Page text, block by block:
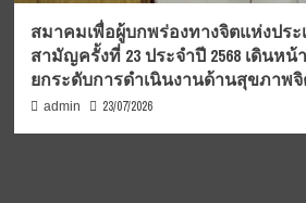
สมาคมเพื่อผู้บกพร่องทางจิตแห่งปร
สามัญครั้งที่ 23 ประจำปี 2568 เดินห
ยกระดับการดำเนินงานด้านสุขภาพ
admin 23/07/2026